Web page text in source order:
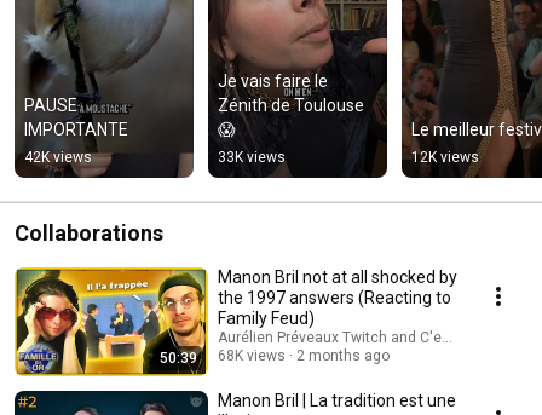
PAUSE
IMPORTANTE
42K views
Je vais faire le
Zénith de Toulouse
😱
33K views
Le meilleur
12K views
Collaborations
50:39
Manon Bril not at all shocked by
the 1997 answers (Reacting to
Family Feud)
Aurélien Préveaux Twitch and C'est une autre
68K views
2 months ago
Manon Bril | La tradition est une